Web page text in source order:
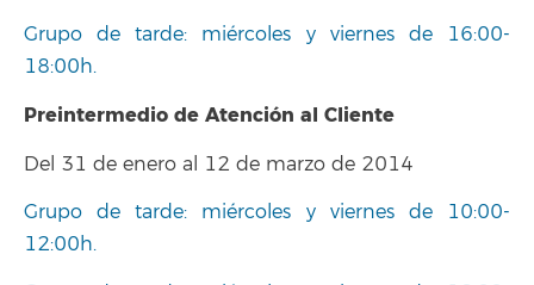
Grupo de tarde: miércoles y viernes de 16:00-
18:00h.
Preintermedio de Atención al Cliente
Del 31 de enero al 12 de marzo de 2014
Grupo de tarde: miércoles y viernes de 10:00-
12:00h.